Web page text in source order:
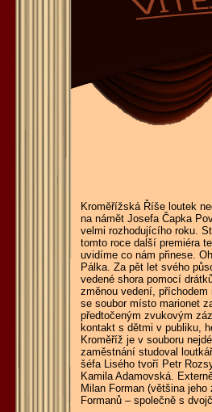
Kroměřížská Říše loutek
na námět Josefa Čapka
velmi rozhodujícího roku.
tomto roce další premiéra
uvidíme co nám přinese.
Pálka. Za pět let svého
vedené shora pomocí
změnou vedení,
se soubor místo marionet
předtočeným zvukovým
kontakt s dětmi v publiku,
Kroměříž je v souboru
zaměstnání studoval
šéfa Lisého tvoří Petr
Kamila Adamovská.
Milan Forman (většina
Formanů – společně s